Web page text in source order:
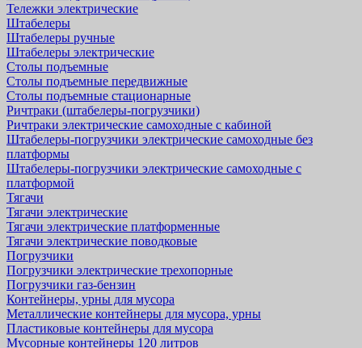
Тележки электрические
Штабелеры
Штабелеры ручные
Штабелеры электрические
Столы подъемные
Столы подъемные передвижные
Столы подъемные стационарные
Ричтраки (штабелеры-погрузчики)
Ричтраки электрические самоходные с кабиной
Штабелеры-погрузчики электрические самоходные без
платформы
Штабелеры-погрузчики электрические самоходные с
платформой
Тягачи
Тягачи электрические
Тягачи электрические платформенные
Тягачи электрические поводковые
Погрузчики
Погрузчики электрические трехопорные
Погрузчики газ-бензин
Контейнеры, урны для мусора
Металлические контейнеры для мусора, урны
Пластиковые контейнеры для мусора
Мусорные контейнеры 120 литров